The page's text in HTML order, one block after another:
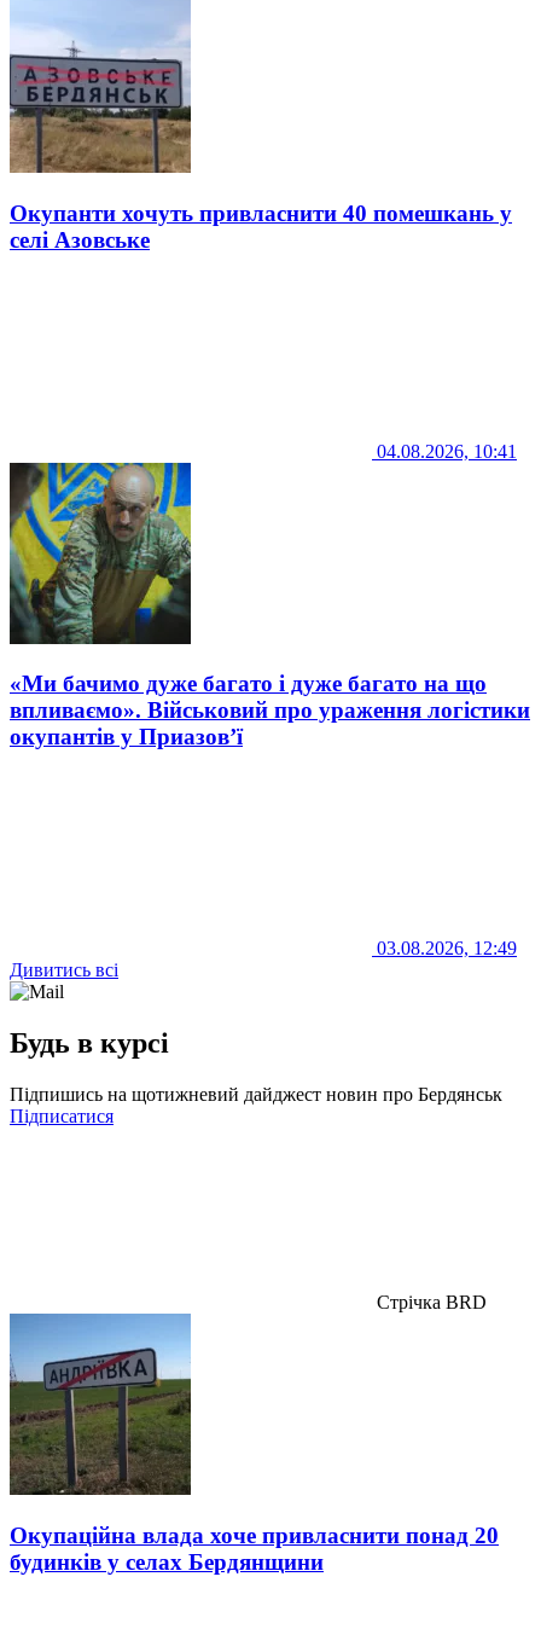
Окупанти хочуть привласнити 40 помешкань у
селі Азовське
04.08.2026, 10:41
«Ми бачимо дуже багато і дуже багато на що
впливаємо». Військовий про ураження логістики
окупантів у Приазов’ї
03.08.2026, 12:49
Дивитись всі
Будь в курсі
Підпишись на щотижневий дайджест новин про Бердянськ
Підписатися
Стрічка BRD
Окупаційна влада хоче привласнити понад 20
будинків у селах Бердянщини